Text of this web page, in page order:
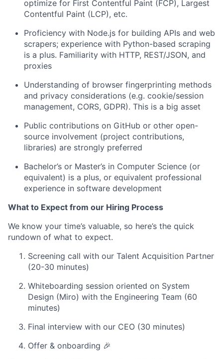
optimize for First Contentful Paint (FCP), Largest
Contentful Paint (LCP), etc.
Proficiency with Node.js for building APIs and web
scrapers; experience with Python-based scraping
is a plus. Familiarity with HTTP, REST/JSON, and
proxies
Understanding of browser fingerprinting methods
and privacy considerations (e.g. cookie/session
management, CORS, GDPR). This is a big asset
Public contributions on GitHub or other open-
source involvement (project contributions,
libraries) are strongly preferred
Bachelor’s or Master’s in Computer Science (or
equivalent) is a plus, or equivalent professional
experience in software development
What to Expect from our Hiring Process
We know your time’s valuable, so here’s the quick
rundown of what to expect.
Screening call with our Talent Acquisition Partner
(20-30 minutes)
Whiteboarding session oriented on System
Design (Miro) with the Engineering Team (60
minutes)
Final interview with our CEO (30 minutes)
Offer & onboarding 🎉